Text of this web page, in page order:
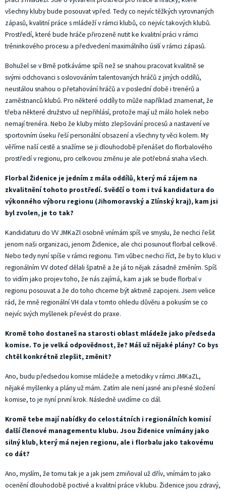
všechny kluby bude posouvat vpřed. Tedy co nejvíc těžkých vyrovnaných
zápasů, kvalitní práce s mládeží v rámci klubů, co nejvíc takových klubů.
Prostředí, které bude hráče přirozeně nutit ke kvalitní práci v rámci
tréninkového procesu a předvedení maximálního úsilí v rámci zápasů.
Bohužel se v Brně potkáváme spíš než se snahou pracovat kvalitně se
svými odchovanci s oslovováním talentovaných hráčů z jiných oddílů,
neustálou snahou o přetahování hráčů a v poslední době i trenérů a
zaměstnanců klubů. Pro některé oddíly to může například znamenat, že
třeba některé družstvo už nepřihlásí, protože mají už málo holek nebo
nemají trenéra. Nebo že kluby místo zlepšování procesů a nastavení ve
sportovním úseku řeší personální obsazení a všechny ty věci kolem. My
věříme naší cestě a snažíme se ji dlouhodobě přenášet do florbalového
prostředí v regionu, pro celkovou změnu je ale potřebná snaha všech.
Florbal Židenice je jedním z mála oddílů, který má zájem na
zkvalitnění tohoto prostředí. Svědčí o tom i tvá kandidatura do
výkonného výboru regionu (Jihomoravský a Zlínský kraj), kam jsi
byl zvolen, je to tak?
Kandidaturu do VV JMKaZl osobně vnímám spíš ve smyslu, že nechci řešit
jenom naši organizaci, jenom Židenice, ale chci posunout florbal celkově.
Nebo tedy nyní spíše v rámci regionu. Tim vůbec nechci říct, že by to kluci v
regionálním VV doteď dělali špatně a že já to nějak zásadně změním. Spíš
to vidím jako projev toho, že nás zajímá, kam a jak se bude florbal v
regionu posouvat a že do toho chceme být aktivně zapojeni. Jsem velice
rád, že mně regionální VH dala v tomto ohledu důvěru a pokusím se co
nejvíc svých myšlenek převést do praxe.
Kromě toho dostaneš na starosti oblast mládeže jako předseda
komise. To je velká odpovědnost, že? Máš už nějaké plány? Co bys
chtěl konkrétně zlepšit, změnit?
Ano, budu předsedou komise mládeže a metodiky v rámci JMKaZL,
nějaké myšlenky a plány už mám. Zatím ale není jasné ani přesné složení
komise, to je nyní první krok. Následně uvidíme co dál.
Kromě tebe mají nabídky do celostátních i regionálních komisí
další členové managementu klubu. Jsou Židenice vnímány jako
silný klub, který má nejen regionu, ale i florbalu jako takovému
co dát?
Ano, myslím, že tomu tak je a jak jsem zmiňoval už dřív, vnímám to jako
ocenění dlouhodobě poctivé a kvalitní práce v klubu. Židenice jsou zdravý,